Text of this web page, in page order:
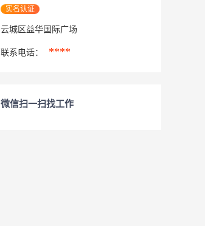
实名认证
云城区益华国际广场
联系电话： ****
微信扫一扫找工作